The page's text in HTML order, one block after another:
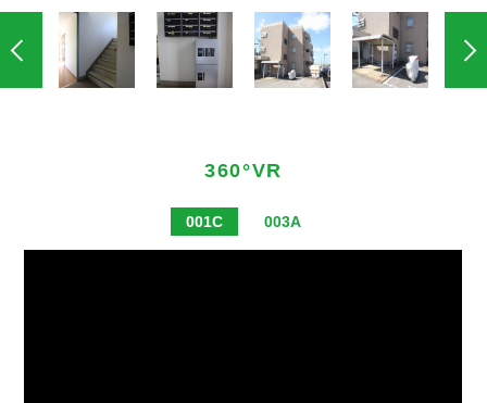
360°VR
001C 003A